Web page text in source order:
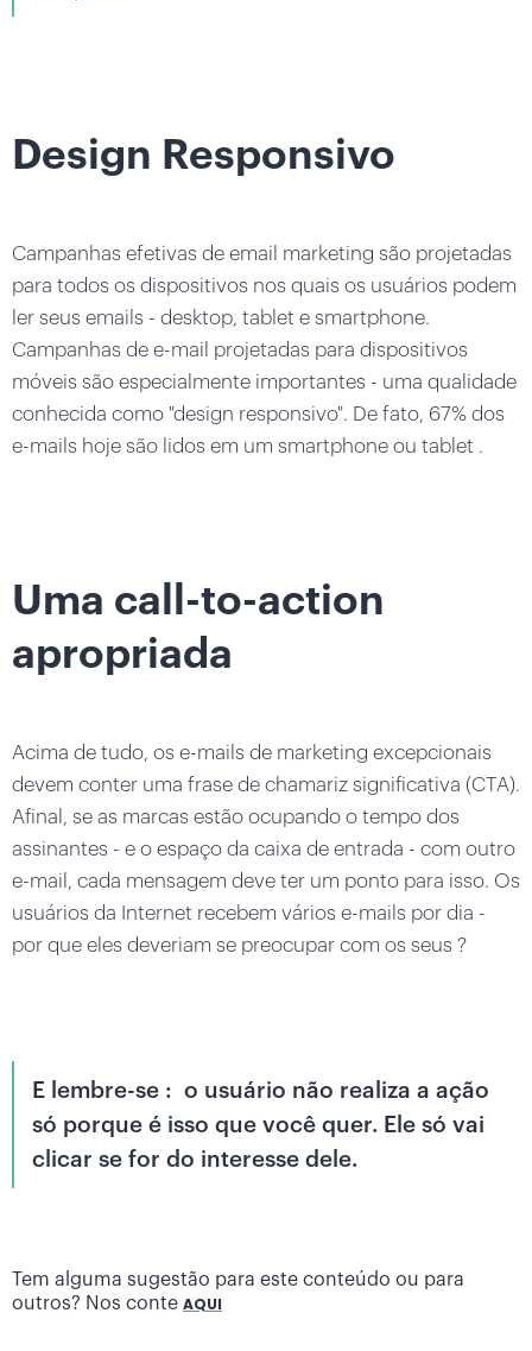
Design Responsivo
Campanhas efetivas de email marketing são projetadas
para todos os dispositivos nos quais os usuários podem
ler seus emails - desktop, tablet e smartphone.
Campanhas de e-mail projetadas para dispositivos
móveis são especialmente importantes - uma qualidade
conhecida como "design responsivo". De fato, 67% dos
e-mails hoje são lidos em um smartphone ou tablet .
Uma call-to-action
apropriada
Acima de tudo, os e-mails de marketing excepcionais
devem conter uma frase de chamariz significativa (CTA).
Afinal, se as marcas estão ocupando o tempo dos
assinantes - e o espaço da caixa de entrada - com outro
e-mail, cada mensagem deve ter um ponto para isso. Os
usuários da Internet recebem vários e-mails por dia -
por que eles deveriam se preocupar com os seus ?
E lembre-se : o usuário não realiza a ação
só porque é isso que você quer. Ele só vai
clicar se for do interesse dele.
Tem alguma sugestão para este conteúdo ou para
outros? Nos conte AQUI